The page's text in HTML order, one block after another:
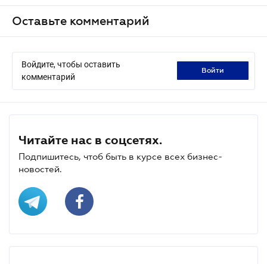
Оставьте комментарий
Войдите, чтобы оставить
комментарий
войти
Читайте нас в соцсетях.
Подпишитесь, чтоб быть в курсе всех бизнес-
новостей.